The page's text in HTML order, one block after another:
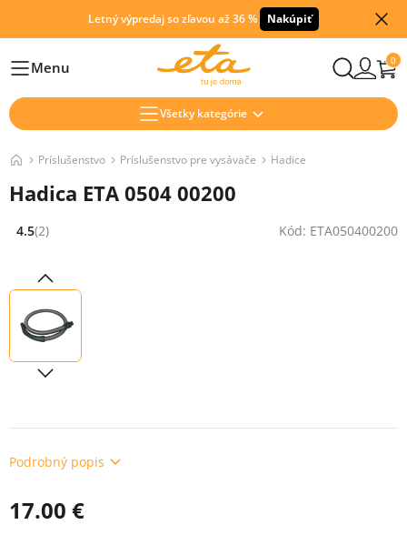
Letný výpredaj so zľavou až 36 % Nakúpiť
HlavníMenu 0
Všetky kategórie
Príslušenstvo Príslušenstvo pre vysávače Hadice
Hadica ETA 0504 00200
Hodnocení: 4.5 z 5 (2 recenzí)
4.5(2) Kód: ETA050400200
Podrobný popis
17.00 €